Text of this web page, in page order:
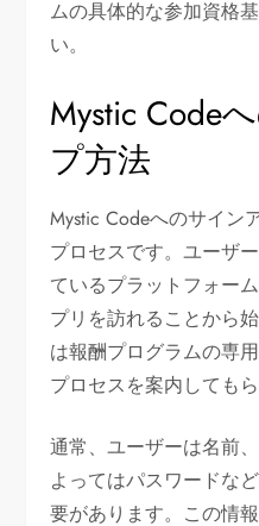
ムの具体的な参加資格
い。
Mystic Code
プ方法
Mystic Codeへのサイン
プロセスです。ユーザ
ているプラットフォー
プリを訪れることから
は報酬プログラムの専
プロセスを案内してもら
通常、ユーザーは名前
よってはパスワードな
要があります。この情